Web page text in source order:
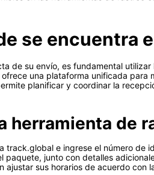
se encuentra
de su envío, es fundamental
una plataforma unificada
planificar y coordinar la
herramienta de
track.global e ingrese el número de
paquete, junto con detalles
ajustar sus horarios de acuerdo con